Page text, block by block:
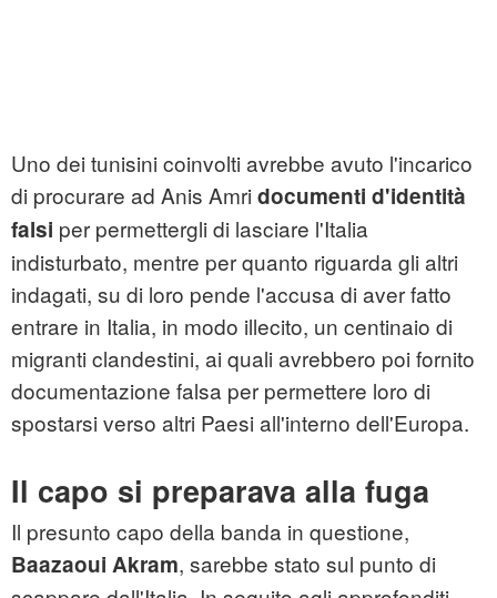
Uno dei tunisini coinvolti avrebbe avuto l'incarico
di procurare ad Anis Amri documenti d'identità
falsi per permettergli di lasciare l'Italia
indisturbato, mentre per quanto riguarda gli altri
indagati, su di loro pende l'accusa di aver fatto
entrare in Italia, in modo illecito, un centinaio di
migranti clandestini, ai quali avrebbero poi fornito
documentazione falsa per permettere loro di
spostarsi verso altri Paesi all'interno dell'Europa.
Il capo si preparava alla fuga
Il presunto capo della banda in questione,
Baazaoui Akram, sarebbe stato sul punto di